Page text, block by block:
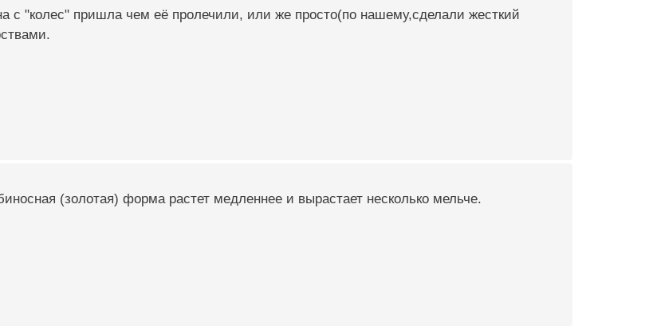
с "колес" пришла чем её пролечили, или же просто(по нашему,сделали жесткий
(золотая) форма растет медленнее и вырастает несколько мельче.